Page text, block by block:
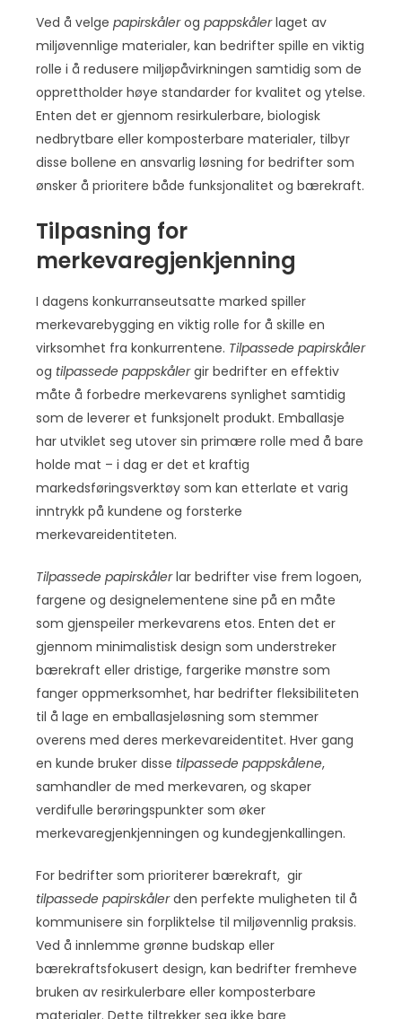
Ved å velge papirskålerog pappskålerlaget av
miljøvennlige materialer, kan bedrifter spille en viktig
rolle i å redusere miljøpåvirkningen samtidig som de
opprettholder høye standarder for kvalitet og ytelse.
Enten det er gjennom resirkulerbare, biologisk
nedbrytbare eller komposterbare materialer, tilbyr
disse bollene en ansvarlig løsning for bedrifter som
ønsker å prioritere både funksjonalitet og bærekraft.
Tilpasning for
merkevaregjenkjenning
I dagens konkurranseutsatte marked spiller
merkevarebygging en viktig rolle for å skille en
virksomhet fra konkurrentene. Tilpassede papirskåler
og tilpassede pappskålergir bedrifter en effektiv
måte å forbedre merkevarens synlighet samtidig
som de leverer et funksjonelt produkt. Emballasje
har utviklet seg utover sin primære rolle med å bare
holde mat – i dag er det et kraftig
markedsføringsverktøy som kan etterlate et varig
inntrykk på kundene og forsterke
merkevareidentiteten.
Tilpassede papirskålerlar bedrifter vise frem logoen,
fargene og designelementene sine på en måte
som gjenspeiler merkevarens etos. Enten det er
gjennom minimalistisk design som understreker
bærekraft eller dristige, fargerike mønstre som
fanger oppmerksomhet, har bedrifter fleksibiliteten
til å lage en emballasjeløsning som stemmer
overens med deres merkevareidentitet. Hver gang
en kunde bruker disse tilpassede pappskålene,
samhandler de med merkevaren, og skaper
verdifulle berøringspunkter som øker
merkevaregjenkjenningen og kundegjenkallingen.
For bedrifter som prioriterer bærekraft, gir
tilpassede papirskålerden perfekte muligheten til å
kommunisere sin forpliktelse til miljøvennlig praksis.
Ved å innlemme grønne budskap eller
bærekraftsfokusert design, kan bedrifter fremheve
bruken av resirkulerbare eller komposterbare
materialer. Dette tiltrekker seg ikke bare